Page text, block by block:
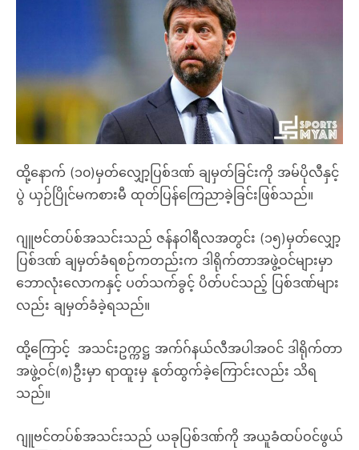
ထို့နောက် (၁၀)မှတ်လျှော့ပြစ်ဒဏ် ချမှတ်ခြင်းကို အမ်ပိုလီနှင့်
ပွဲ ယှဉ်ပြိုင်မကစားမီ ထုတ်ပြန်ကြေညာခဲ့ခြင်းဖြစ်သည်။
ဂျူဗင်တပ်စ်အသင်းသည် ဇန်နဝါရီလအတွင်း (၁၅)မှတ်လျှော့
ပြစ်ဒဏ် ချမှတ်ခံရစဉ်ကတည်းက ဒါရိုက်တာအဖွဲ့ဝင်များမှာ
ဘောလုံးလောကနှင့် ပတ်သက်ခွင့် ပိတ်ပင်သည့် ပြစ်ဒဏ်များ
လည်း ချမှတ်ခံခဲ့ရသည်။
ထို့ကြောင့် အသင်းဥက္ကဋ္ဌ အက်ဂ်နယ်လီအပါအဝင် ဒါရိုက်တာ
အဖွဲ့ဝင်(၈)ဦးမှာ ရာထူးမှ နုတ်ထွက်ခဲ့ကြောင်းလည်း သိရ
သည်။
ဂျူဗင်တပ်စ်အသင်းသည် ယခုပြစ်ဒဏ်ကို အယူခံထပ်ဝင်ဖွယ်